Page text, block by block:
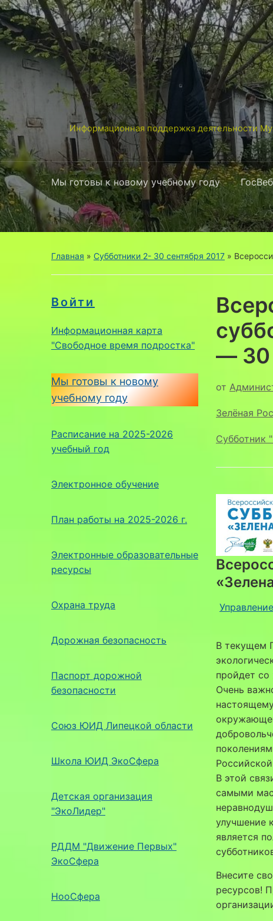
Информационная поддержка деятельности
Мы готовы к новому учебному году ГосВеб
Главная » Cубботники 2- 30 сентября 2017 »
Войти
Информационная карта
"Свободное время подростка"
Мы готовы к новому
учебному году
Расписание на 2025-2026
учебный год
Электронное обучение
План работы на 2025-2026 г.
Электронные образовательные
ресурсы
Охрана труда
Дорожная безопасность
Паспорт дорожной
безопасности
Союз ЮИД Липецкой области
Школа ЮИД ЭкоСфера
Детская организация
"ЭкоЛидер"
РДДМ "Движение Первых"
ЭкоСфера
НооСфера
— 30
от
Зелёная
Субботник
В текущем
пройдет
Очень
В этой
самыми
улучшение
является
Внесите
ресурсов!